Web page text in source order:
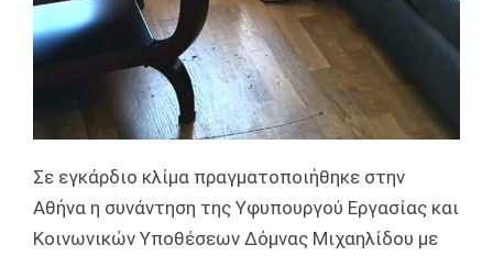
Σε εγκάρδιο κλίμα πραγματοποιήθηκε στην
Αθήνα η συνάντηση της Υφυπουργού Εργασίας και
Κοινωνικών Υποθέσεων Δόμνας Μιχαηλίδου με